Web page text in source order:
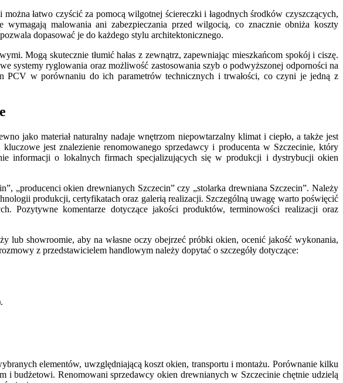
łatwo czyścić za pomocą wilgotnej ściereczki i łagodnych środków czyszczących,
malowania ani zabezpieczania przed wilgocią, co znacznie obniża koszty
dopasować je do każdego stylu architektonicznego.
Mogą skutecznie tłumić hałas z zewnątrz, zapewniając mieszkańcom spokój i ciszę.
systemy ryglowania oraz możliwość zastosowania szyb o podwyższonej odporności na
PCV w porównaniu do ich parametrów technicznych i trwałości, co czyni je jedną z
jako materiał naturalny nadaje wnętrzom niepowtarzalny klimat i ciepło, a także jest
jest znalezienie renomowanego sprzedawcy i producenta w Szczecinie, który
informacji o lokalnych firmach specjalizujących się w produkcji i dystrybucji okien
„producenci okien drewnianych Szczecin” czy „stolarka drewniana Szczecin”. Należy
produkcji, certyfikatach oraz galerią realizacji. Szczególną uwagę warto poświęcić
Pozytywne komentarze dotyczące jakości produktów, terminowości realizacji oraz
showroomie, aby na własne oczy obejrzeć próbki okien, ocenić jakość wykonania,
z przedstawicielem handlowym należy dopytać o szczegóły dotyczące:
elementów, uwzględniającą koszt okien, transportu i montażu. Porównanie kilku
budżetowi. Renomowani sprzedawcy okien drewnianych w Szczecinie chętnie udzielą